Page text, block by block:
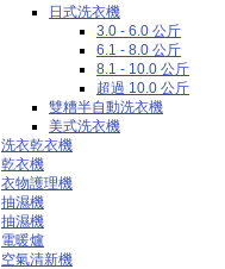
日式洗衣機
3.0 - 6.0 公斤
6.1 - 8.0 公斤
8.1 - 10.0 公斤
超過 10.0 公斤
雙糟半自動洗衣機
美式洗衣機
洗衣乾衣機
乾衣機
衣物護理機
抽濕機
抽濕機
電暖爐
空氣清新機